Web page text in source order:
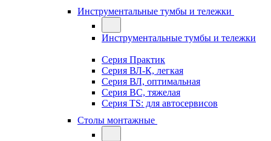
Инструментальные тумбы и тележки
Инструментальные тумбы и тележки
Серия Практик
Серия ВЛ-К, легкая
Серия ВЛ, оптимальная
Серия ВС, тяжелая
Серия TS: для автосервисов
Столы монтажные